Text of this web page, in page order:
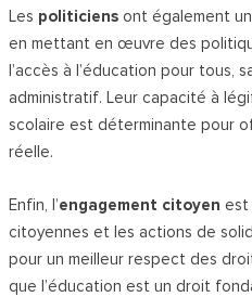
Les politiciens ont également
en mettant en œuvre des
l’accès à l’éducation pour tous,
administratif. Leur capacité à
scolaire est déterminante pour
réelle.
Enfin, l’engagement citoyen est
citoyennes et les actions de
pour un meilleur respect des
que l’éducation est un droit